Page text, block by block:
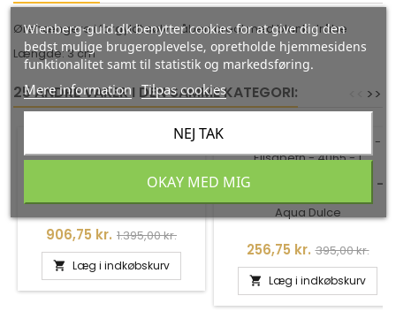
Ørehængere i forgyldt sølv - åben creol med blank dråbe
Længde: 3 cm
25 ANDRE VARER I DEN SAMME KATEGORI: >>
Pris
906,75 kr. Normalpris
1.395,00 kr.
 Læg i indkøbskurv
ØRERINGE - UP THE EAR -
ELISABETH - 4065
Aqua Dulce
Pris
256,75 kr. Normalpris
395,00 kr.
 Læg i indkøbskurv
Wienberg-guld.dk benytter cookies for at give dig den
bedst mulige brugeroplevelse, opretholde hjemmesidens
funktionalitet samt til statistik og markedsføring.
Mere information Tilpas cookies
NEJ TAK
OKAY MED MIG